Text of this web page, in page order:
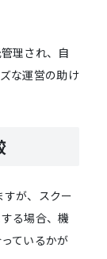
理され、自
な運営の助け
が、スクー
る場合、機
ているかが